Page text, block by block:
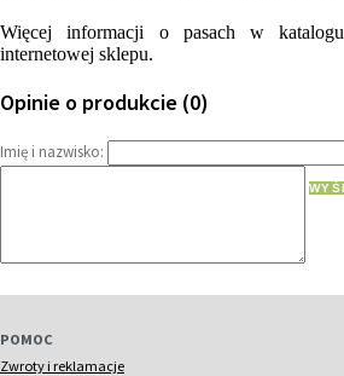
Więcej informacji o pasach w
internetowej sklepu.
Opinie o produkcie (0)
Imię i nazwisko:
POMOC
Zwroty i reklamacje